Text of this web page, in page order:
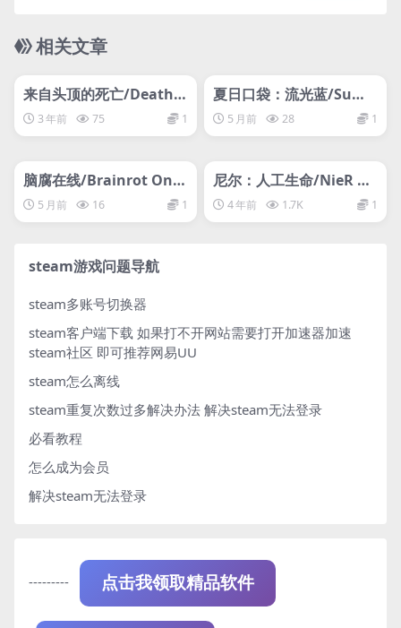
相关文章
网盘下载游戏
来自头顶的死亡/Death F
rom Above
3 年前 75 1
网盘下载游戏
夏日口袋：流光蓝/Sum
mer Pockets REFLECTI
ON BLUE
5 月前 28 1
网盘下载游戏
脑腐在线/Brainrot Onli
ne5 月前 16 1
网盘下载游戏
尼尔：人工生命/NieR Re
plicant™ ver.1.2247448
7139…
4 年前 1.7K 1
steam游戏问题导航
steam多账号切换器
steam客户端下载 如果打不开网站需要打开加速器加速
steam社区 即可推荐网易UU
steam怎么离线
steam重复次数过多解决办法 解决steam无法登录
必看教程
怎么成为会员
解决steam无法登录
--------- 点击我领取精品软件